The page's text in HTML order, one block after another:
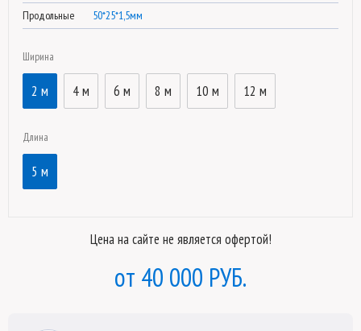
Продольные 50*25*1,5мм
Ширина
2 м 4 м 6 м 8 м 10 м 12 м
Длина
5 м
Цена на сайте не является офертой!
40 000 РУБ.